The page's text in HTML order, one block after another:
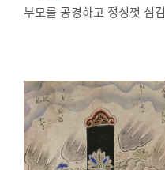
부모를 공경하고 정성껏 섬김